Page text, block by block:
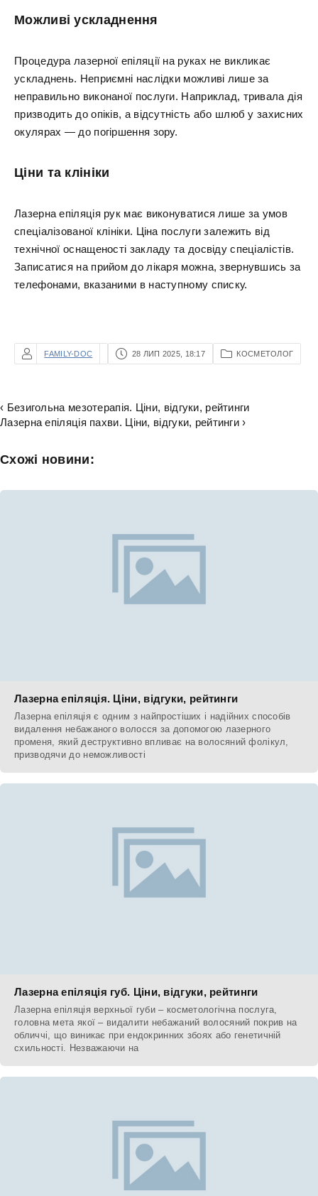
Можливі ускладнення
Процедура лазерної епіляції на руках не викликає
ускладнень. Неприємні наслідки можливі лише за
неправильно виконаної послуги. Наприклад, тривала дія
призводить до опіків, а відсутність або шлюб у захисних
окулярах — до погіршення зору.
Ціни та клініки
Лазерна епіляція рук має виконуватися лише за умов
спеціалізованої клініки. Ціна послуги залежить від
технічної оснащеності закладу та досвіду спеціалістів.
Записатися на прийом до лікаря можна, звернувшись за
телефонами, вказаними в наступному списку.
FAMILY-DOC 28 ЛИП 2025, 18:17 КОСМЕТОЛОГ
‹ Безигольна мезотерапія. Ціни, відгуки, рейтинги
Лазерна епіляція пахви. Ціни, відгуки, рейтинги ›
Схожі новини:
Лазерна епіляція. Ціни, відгуки, рейтинги
Лазерна епіляція є одним з найпростіших і надійних способів
видалення небажаного волосся за допомогою лазерного
променя, який деструктивно впливає на волосяний фолікул,
призводячи до неможливості
Лазерна епіляція губ. Ціни, відгуки, рейтинги
Лазерна епіляція верхньої губи – косметологічна послуга,
головна мета якої – видалити небажаний волосяний покрив на
обличчі, що виникає при ендокринних збоях або генетичній
схильності. Незважаючи на